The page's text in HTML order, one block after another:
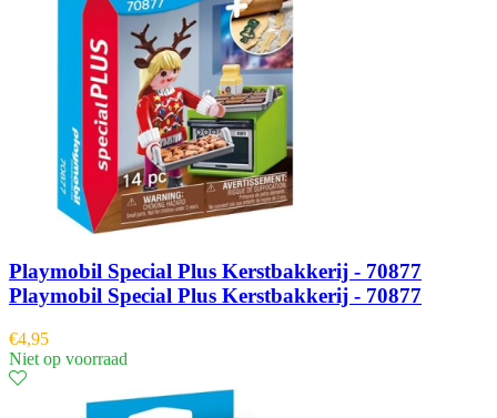
Playmobil Special Plus Kerstbakkerij - 70877
Playmobil Special Plus Kerstbakkerij - 70877
€4,95
Niet op voorraad